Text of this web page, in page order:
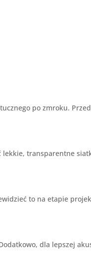
po zmroku.
lekkie, transparentne
to na etapie
dla lepszej